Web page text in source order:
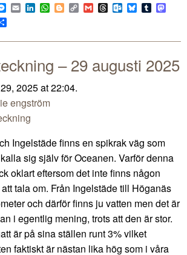
Messenger
EmailLinkedIn
WhatsApp
BloggerCopy
Link
GmailThreadsOutlook.com
BlueskyTumblr
– 29 augusti 2025
2025 at 22:04.
engström
Ingelstäde finns en spikrak väg som
sig själv för Oceanen. Varför denna
oklart eftersom det inte finns någon
tala om. Från Ingelstäde till Höganäs
och därför finns ju vatten men det är
i egentlig mening, trots att den är stor.
är på sina ställen runt 3% vilket
faktiskt är nästan lika hög som i våra